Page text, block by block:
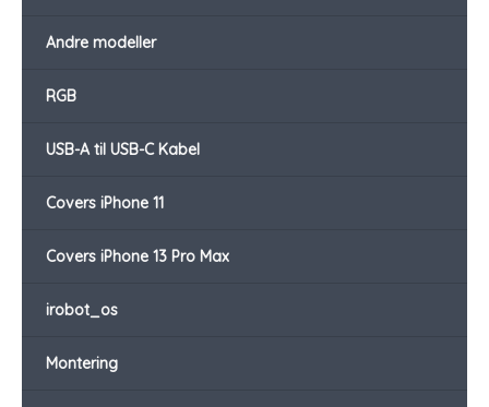
Andre modeller
RGB
USB-A til USB-C Kabel
Covers iPhone 11
Covers iPhone 13 Pro Max
irobot_os
Montering